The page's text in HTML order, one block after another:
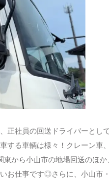
正社員の回送ドライバーとし
する車輌は様々！クレーン車
から小山市の地場回送のほ
お仕事です◎さらに、小山市